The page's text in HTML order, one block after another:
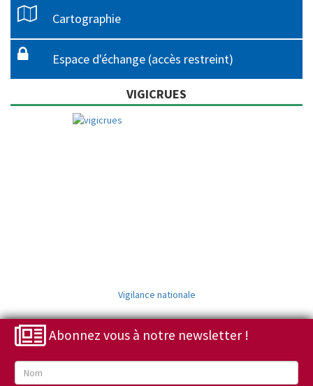
Cartographie
Espace d'échange (accès restreint)
VIGICRUES
Vigilance nationale
Abonnez vous à notre newsletter !